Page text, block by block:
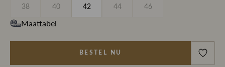
38 40 42 44 46
Maattabel
BESTEL NU